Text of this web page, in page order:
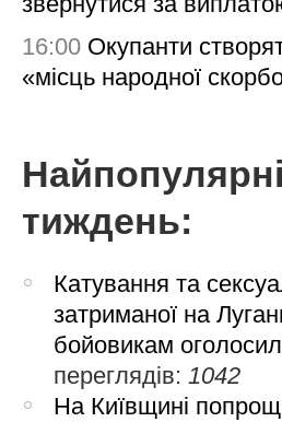
16:00 Окупанти
«місць народної
тиждень:
Катування та
затриманої на
бойовикам
переглядів:1042
На Київщині